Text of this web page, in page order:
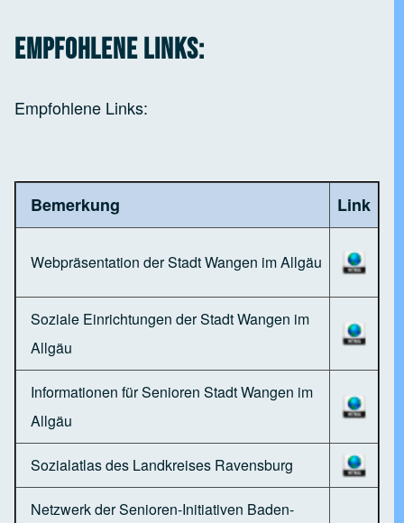
Empfohlene Links:
Empfohlene Links:
Bemerkung Link
Webpräsentation der Stadt Wangen im Allgäu
Soziale Einrichtungen der Stadt Wangen im
Allgäu
Informationen für Senioren Stadt Wangen im
Allgäu
Sozialatlas des Landkreises Ravensburg
Netzwerk der Senioren-Initiativen Baden-